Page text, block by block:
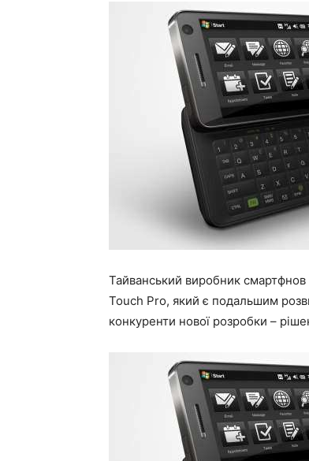
Тайванський виробник
Touch Pro, який є подальшим
конкуренти нової розробки –